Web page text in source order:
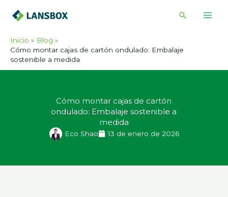
Buscar
Inicio
Blog
Cómo montar cajas de cartón ondulado: Embalaje
sostenible a medida
Cómo montar cajas de cartón
ondulado: Embalaje sostenible a
medida
Eco Shao 13 de enero de 2026